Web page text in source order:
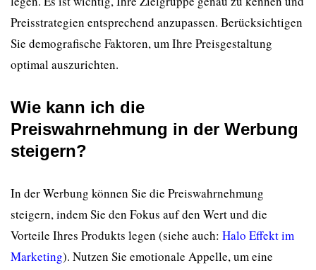
Preisstrategien entsprechend anzupassen. Berücksichtigen
Sie demografische Faktoren, um Ihre Preisgestaltung
optimal auszurichten.
Wie kann ich die
Preiswahrnehmung in der Werbung
steigern?
In der Werbung können Sie die Preiswahrnehmung
steigern, indem Sie den Fokus auf den Wert und die
Vorteile Ihres Produkts legen (siehe auch: Halo Effekt im
Marketing). Nutzen Sie emotionale Appelle, um eine